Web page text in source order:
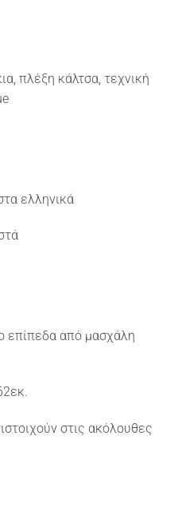
πλέξη κάλτσα, τεχνική
ελληνικά
επίπεδα από μασχάλη
στις ακόλουθες